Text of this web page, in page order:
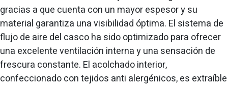
gracias a que cuenta con un mayor espesor y su
material garantiza una visibilidad óptima. El sistema de
flujo de aire del casco ha sido optimizado para ofrecer
una excelente ventilación interna y una sensación de
frescura constante. El acolchado interior,
confeccionado con tejidos anti alergénicos, es extraíble